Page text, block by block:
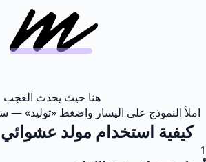
هنا حيث يحدث العجب
املأ النموذج على اليسار واضغط «توليد» —
كيفية استخدام مولد عشوائي
1